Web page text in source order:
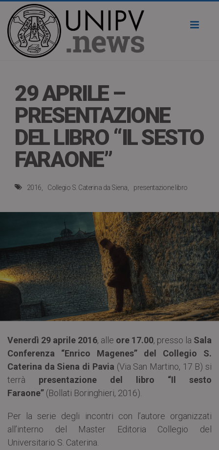
29 APRILE –
PRESENTAZIONE
DEL LIBRO “IL SESTO
FARAONE”
2016 Collegio S. Caterina da Siena presentazione libro
Venerdì 29 aprile 2016, alle ore 17.00, presso la Sala
Conferenza “Enrico Magenes” del Collegio S.
Caterina da Siena di Pavia (Via San Martino, 17 B) si
terrà presentazione del libro “Il sesto
Faraone” (Bollati Boringhieri, 2016).
Per la serie degli incontri con l’autore organizzati
all’interno del Master Editoria Collegio del
Universitario S. Caterina.